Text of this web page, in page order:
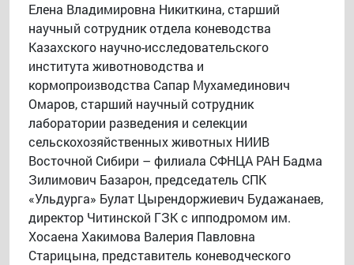
Елена Владимировна Никиткина, старший
научный сотрудник отдела коневодства
Казахского научно-исследовательского
института животноводства и
кормопроизводства Сапар Мухамединович
Омаров, старший научный сотрудник
лаборатории разведения и селекции
сельскохозяйственных животных НИИВ
Восточной Сибири – филиала СФНЦА РАН Бадма
Зилимович Базарон, председатель СПК
«Ульдурга» Булат Цырендоржиевич Будажанаев,
директор Читинской ГЗК с ипподромом им.
Хосаена Хакимова Валерия Павловна
Старицына, представитель коневодческого